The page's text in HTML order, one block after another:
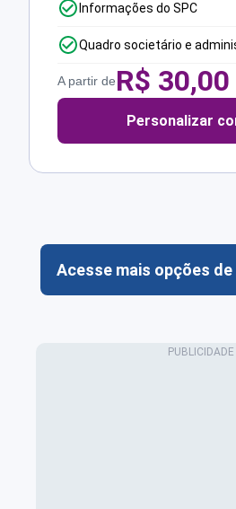
Informações do SPC
Quadro societário e
A partir deR$ 30,00
Personalizar
Acesse mais opções